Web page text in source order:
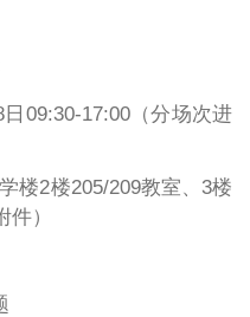
09:30-17:00（分场次进
楼2楼205/209教室、3楼
）